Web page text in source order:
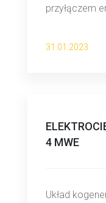
przyłączem
31.01.2023
4 MWE
Układ